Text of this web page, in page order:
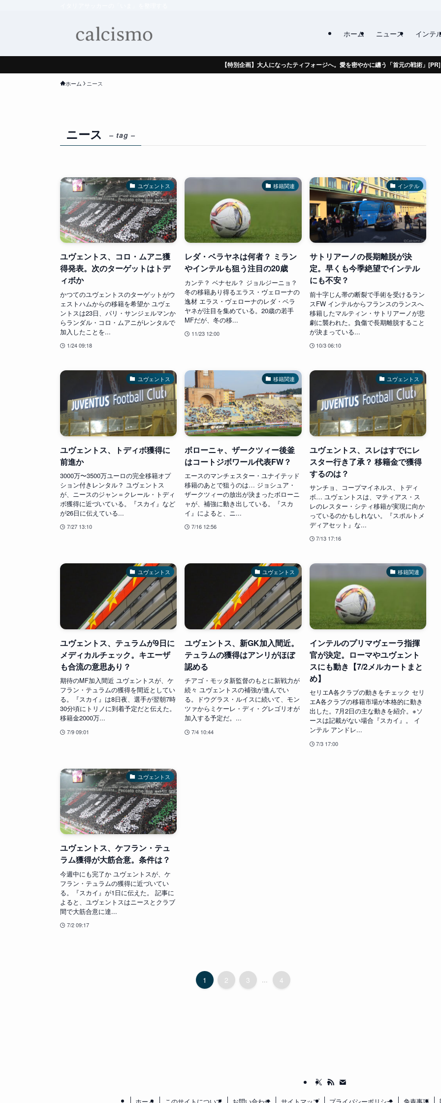
ホーム ニュース インテ
【特別企画】大人になったティフォージへ。愛を密やかに纏う「首元の戦術」[PR]
ホーム ニース
ニース – tag –
ユヴェントス
ユヴェントス、コロ・ムアニ獲
得発表。次のターゲットはトデ
ィボか
かつてのユヴェントスのターゲットがウ
ェストハムからの移籍を希望か ユヴェ
ントスは23日、パリ・サンジェルマンか
らランダル・コロ・ムアニがレンタルで
加入したことを...
1/24 09:18
移籍関連
レダ・ベラヤネは何者？ ミラン
やインテルも狙う注目の20歳
カンテ？ ベナセル？ ジョルジーニョ？
冬の移籍あり得るエラス・ヴェローナの
逸材 エラス・ヴェローナのレダ・ベラ
ヤネが注目を集めている。20歳の若手
MFだが、冬の移...
11/23 12:00
インテル
サトリアーノの長期離脱が決
定。早くも今季絶望でインテル
にも不安？
前十字じん帯の断裂で手術を受けるラン
スFW インテルからフランスのランスへ
移籍したマルティン・サトリアーノが悲
劇に襲われた。負傷で長期離脱すること
が決まっている...
10/3 06:10
ユヴェントス
ユヴェントス、トディボ獲得に
前進か
3000万〜3500万ユーロの完全移籍オプ
ション付きレンタル？ ユヴェントス
が、ニースのジャン＝クレール・トディ
ボ獲得に近づいている。『スカイ』など
が26日に伝えている...
7/27 13:10
移籍関連
ボローニャ、ザークツィー後釜
はコートジボワール代表FW？
エースのマンチェスター・ユナイテッド
移籍のあとで狙うのは… ジョシュア・
ザークツィーの放出が決まったボローニ
ャが、補強に動き出している。『スカ
イ』によると、ニ...
7/16 12:56
ユヴェントス
ユヴェントス、スレはすでにレ
スター行き了承？ 移籍金で獲得
するのは？
サンチョ、コープマイネルス、トディ
ボ… ユヴェントスは、マティアス・ス
レのレスター・シティ移籍が実現に向か
っているのかもしれない。『スポルトメ
ディアセット』な...
7/13 17:16
ユヴェントス
ユヴェントス、テュラムが9日に
メディカルチェック。キエーザ
も合流の意思あり？
期待のMF加入間近 ユヴェントスが、ケ
フラン・テュラムの獲得を間近としてい
る。『スカイ』は8日夜、選手が翌朝7時
30分頃にトリノに到着予定だと伝えた。
移籍金2000万...
7/9 09:01
ユヴェントス
ユヴェントス、新GK加入間近。
テュラムの獲得はアンリがほぼ
認める
チアゴ・モッタ新監督のもとに新戦力が
続々 ユヴェントスの補強が進んでい
る。ドウグラス・ルイスに続いて、モン
ツァからミケーレ・ディ・グレゴリオが
加入する予定だ。...
7/4 10:44
移籍関連
インテルのプリマヴェーラ指揮
官が決定。ローマやユヴェント
スにも動き【7/2メルカートまと
め】
セリエA各クラブの動きをチェック セリ
エA各クラブの移籍市場が本格的に動き
出した。7月2日の主な動きを紹介。※ソ
ースは記載がない場合『スカイ』。 イ
ンテル アンドレ...
7/3 17:00
ユヴェントス
ユヴェントス、ケフラン・テュ
ラム獲得が大筋合意。条件は？
今週中にも完了か ユヴェントスが、ケ
フラン・テュラムの獲得に近づいてい
る。『スカイ』が1日に伝えた。 記事に
よると、ユヴェントスはニースとクラブ
間で大筋合意に達...
7/2 09:17
1 2 3 ... 4